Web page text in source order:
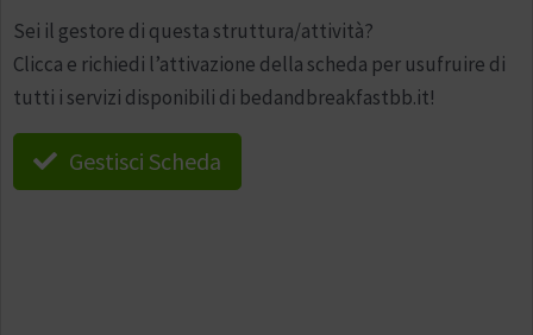
Sei il gestore di questa struttura/attività?
Clicca e richiedi l’attivazione della scheda per usufruire di
tutti i servizi disponibili di bedandbreakfastbb.it!
Gestisci Scheda